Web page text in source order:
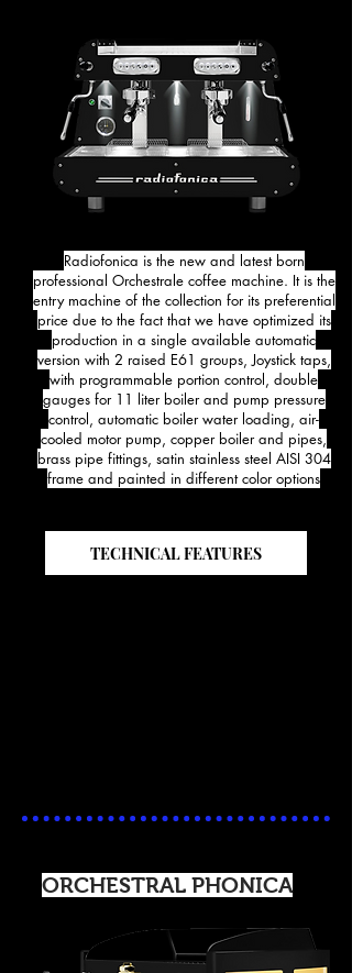
Radiofonica is the new and latest born
professional Orchestrale coffee machine. It is the
entry machine of the collection for its preferential
price due to the fact that we have optimized its
production in a single available automatic
version with 2 raised E61 groups, Joystick taps,
with programmable portion control, double
gauges for 11 liter boiler and pump pressure
control, automatic boiler water loading, air-
cooled motor pump, copper boiler and pipes,
brass pipe fittings, satin stainless steel AISI 304
frame and painted in different color options
TECHNICAL FEATURES
ORCHESTRAL PHONICA